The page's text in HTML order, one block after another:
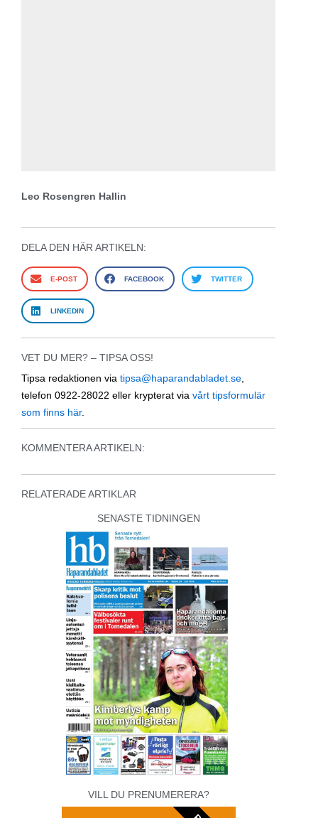
Leo Rosengren Hallin
DELA DEN HÄR ARTIKELN:
E-POST FACEBOOK TWITTER
LINKEDIN
VET DU MER? – TIPSA OSS!
Tipsa redaktionen via tipsa@haparandabladet.se
telefon 0922-28022 eller krypterat via vårt tipsformulär
som finns här.
KOMMENTERA ARTIKELN:
RELATERADE ARTIKLAR
SENASTE TIDNINGEN
VILL DU PRENUMERERA?